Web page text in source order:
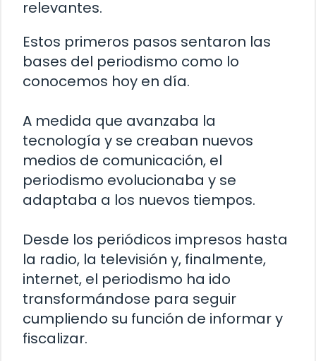
relevantes.
Estos primeros pasos sentaron las
bases del periodismo como lo
conocemos hoy en día.
A medida que avanzaba la
tecnología y se creaban nuevos
medios de comunicación, el
periodismo evolucionaba y se
adaptaba a los nuevos tiempos.
Desde los periódicos impresos hasta
la radio, la televisión y, finalmente,
internet, el periodismo ha ido
transformándose para seguir
cumpliendo su función de informar y
fiscalizar.